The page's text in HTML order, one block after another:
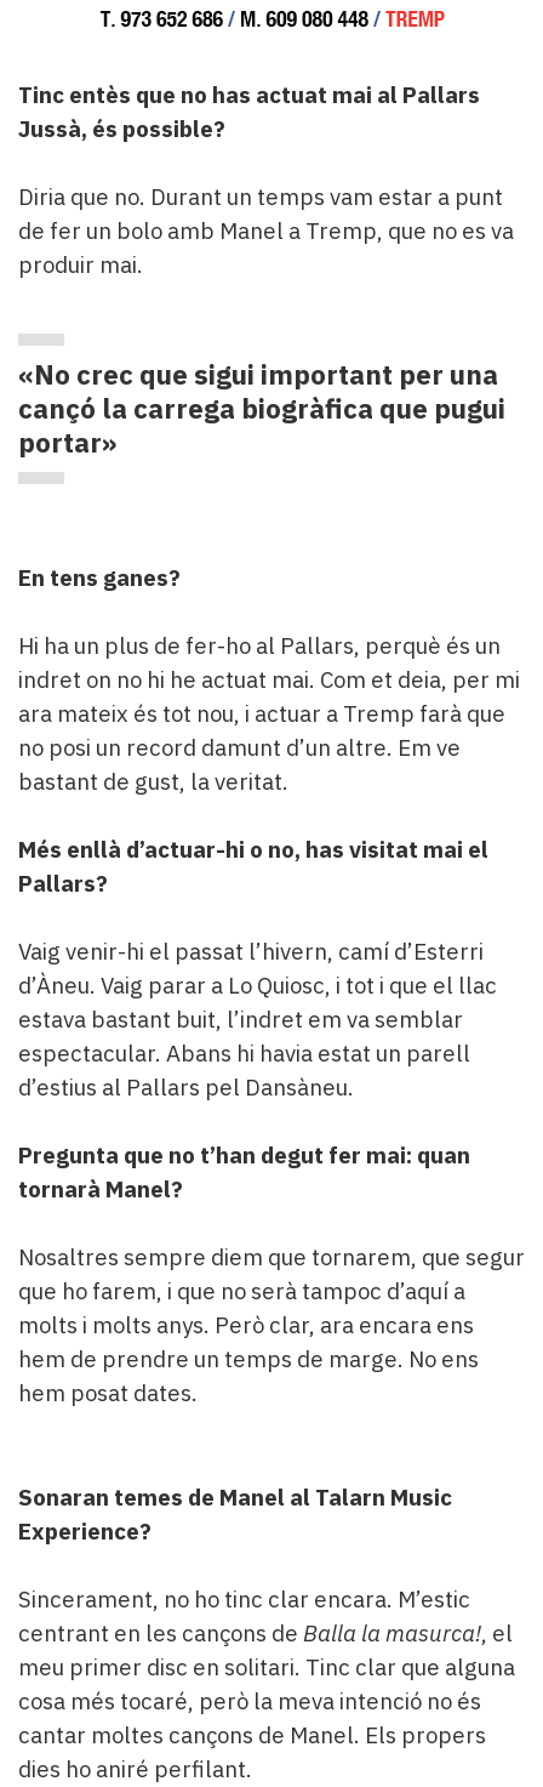
Tinc entès que no has actuat mai al Pallars
Jussà, és possible?
Diria que no. Durant un temps vam estar a punt
de fer un bolo amb Manel a Tremp, que no es va
produir mai.
«No crec que sigui important per una
cançó la carrega biogràfica que pugui
portar»
En tens ganes?
Hi ha un plus de fer-ho al Pallars, perquè és un
indret on no hi he actuat mai. Com et deia, per mi
ara mateix és tot nou, i actuar a Tremp farà que
no posi un record damunt d’un altre. Em ve
bastant de gust, la veritat.
Més enllà d’actuar-hi o no, has visitat mai el
Pallars?
Vaig venir-hi el passat l’hivern, camí d’Esterri
d’Àneu. Vaig parar a Lo Quiosc, i tot i que el llac
estava bastant buit, l’indret em va semblar
espectacular. Abans hi havia estat un parell
d’estius al Pallars pel Dansàneu.
Pregunta que no t’han degut fer mai: quan
tornarà Manel?
Nosaltres sempre diem que tornarem, que segur
que ho farem, i que no serà tampoc d’aquí a
molts i molts anys. Però clar, ara encara ens
hem de prendre un temps de marge. No ens
hem posat dates.
Sonaran temes de Manel al Talarn Music
Experience?
Sincerament, no ho tinc clar encara. M’estic
centrant en les cançons de Balla la masurca!, el
meu primer disc en solitari. Tinc clar que alguna
cosa més tocaré, però la meva intenció no és
cantar moltes cançons de Manel. Els propers
dies ho aniré perfilant.